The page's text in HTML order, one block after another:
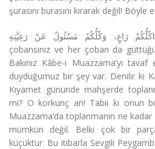
şurasını burasını kırarak değil!
كُلُّكُمْ رَاعٍ، وَكُلُّكُمْ مَسْئُولٌ عَنْ رَعِيَّتِهِbuyuruluyor. Yani “Hepiniz
çobansınız ve her çoban da
Bakınız Kâbe-i Muazzama’yı
duyduğumuz bir şey var. Denilir ki
Kıyamet gününde mahşerde
mi? O korkunç an! Tabii ki onun
Muazzama’da toplanmanın ne
mümkün değil. Belki çok bir
küçüktür. Bu itibarla Sevgili